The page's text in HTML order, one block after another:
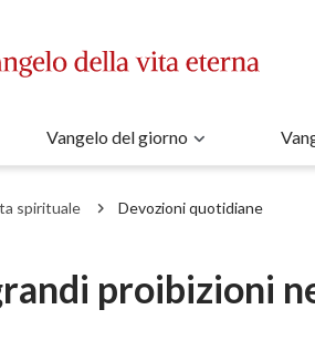
Vangelo del giorno
spirituale Devozioni quotidiane
proibizioni